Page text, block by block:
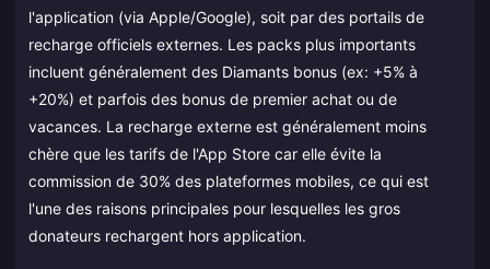
l'application (via Apple/Google), soit par des portails de
recharge officiels externes. Les packs plus importants
incluent généralement des Diamants bonus (ex: +5% à
+20%) et parfois des bonus de premier achat ou de
vacances. La recharge externe est généralement moins
chère que les tarifs de l'App Store car elle évite la
commission de 30% des plateformes mobiles, ce qui est
l'une des raisons principales pour lesquelles les gros
donateurs rechargent hors application.